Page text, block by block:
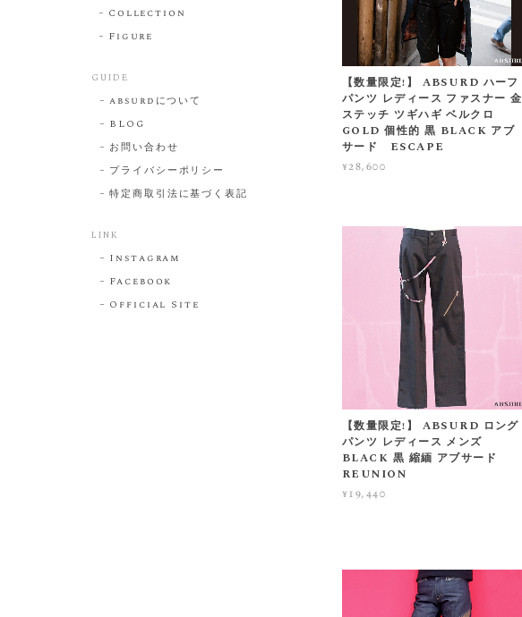
【数量限定!】 ABSURD ハーフ
パンツ レディース ファスナー 金
ステッチ ツギハギ ベルクロ
GOLD 個性的 黒 BLACK アブ
サード ESCAPE
¥28,600
【数量限定!】 ABSURD ロング
パンツ レディース メンズ
BLACK 黒 縮緬 アブサード
REUNION
¥19,440
Collection
Figure
GUIDE
absurdについて
BLOG
お問い合わせ
プライバシーポリシー
特定商取引法に基づく表記
LINK
Instagram
Facebook
Official Site